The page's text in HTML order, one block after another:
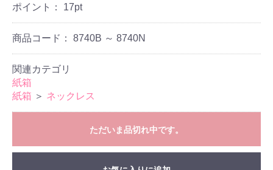
ポイント： 17pt
商品コード： 8740B ～ 8740N
関連カテゴリ
紙箱
紙箱 ＞ ネックレス
ただいま品切れ中です。